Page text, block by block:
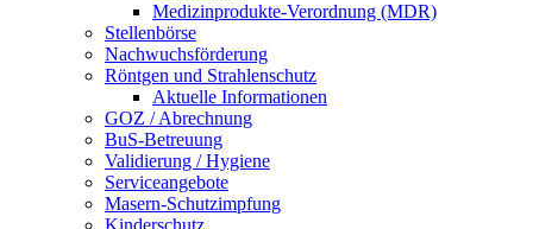
Medizinprodukte-Verordnung (MDR)
Stellenbörse
Nachwuchsförderung
Röntgen und Strahlenschutz
Aktuelle Informationen
GOZ / Abrechnung
BuS-Betreuung
Validierung / Hygiene
Serviceangebote
Masern-Schutzimpfung